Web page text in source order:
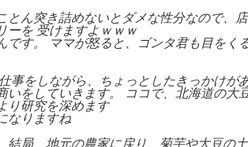
ん突き詰めないとダメな性分なので、
ーを 受けますよｗｗｗ
す。 ママが怒ると、ゴンタ君も目をく
事をしながら、ちょっとしたきっかけが
をしていきます。 ココで、北海道の大
り研究を深めます
なりますね
局、地元の農家に戻り、菊芋や大豆の